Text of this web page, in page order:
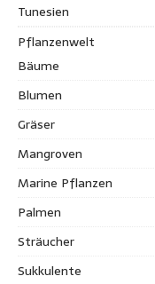
Tunesien
Pflanzenwelt
Bäume
Blumen
Gräser
Mangroven
Marine Pflanzen
Palmen
Sträucher
Sukkulente